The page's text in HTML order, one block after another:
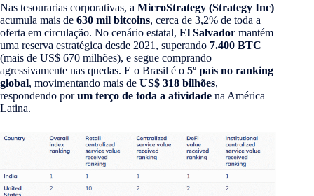
Nas tesourarias corporativas, a MicroStrategy (Strategy Inc)
acumula mais de 630 mil bitcoins, cerca de 3,2% de toda a
oferta em circulação. No cenário estatal, El Salvador mantém
uma reserva estratégica desde 2021, superando 7.400 BTC
(mais de US$ 670 milhões), e segue comprando
agressivamente nas quedas. E o Brasil é o 5º país no ranking
global, movimentando mais de US$ 318 bilhões,
respondendo porum terço de toda a atividade na América
Latina.